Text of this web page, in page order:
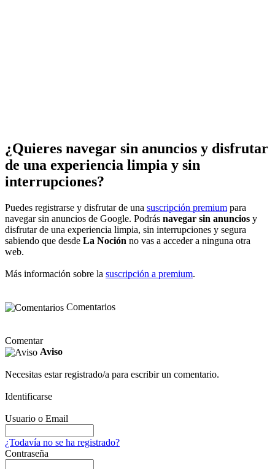
¿Quieres navegar sin anuncios y disfrutar
de una experiencia limpia y sin
interrupciones?
Puedes registrarse y disfrutar de una suscripción premium para
navegar sin anuncios de Google. Podrás navegar sin anuncios y
disfrutar de una experiencia limpia, sin interrupciones y segura
sabiendo que desde La Noción no vas a acceder a ninguna otra
web.
Más información sobre la suscripción a premium.
Comentarios
Comentar
Aviso
Necesitas estar registrado/a para escribir un comentario.
Identificarse
Usuario o Email
¿Todavía no se ha registrado?
Contraseña